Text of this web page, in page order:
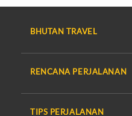
BHUTAN TRAVEL
RENCANA PERJALANAN
TIPS PERJALANAN